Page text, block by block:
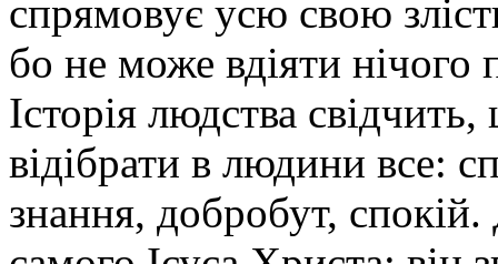
спрямовує усю свою
бо не може вдіяти нічого
Історія людства
відібрати в людини все:
знання, добробут, спокій.